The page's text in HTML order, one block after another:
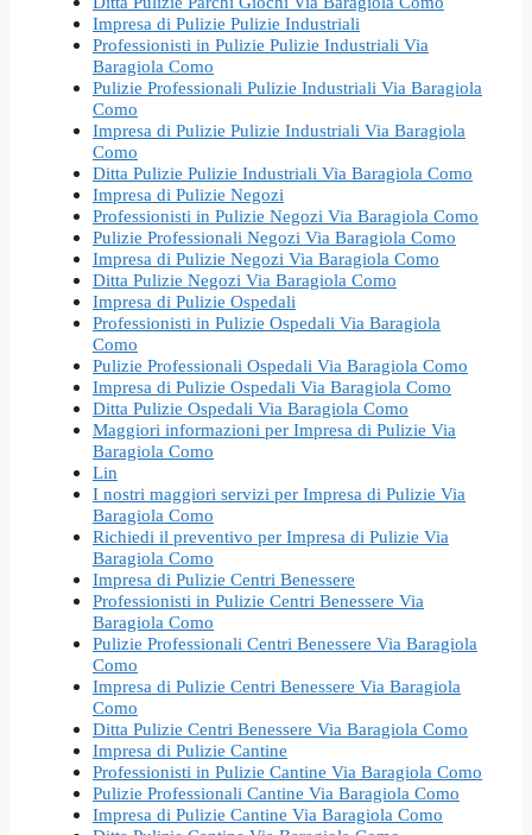
Impresa di Pulizie Pulizie Industriali
Professionisti in Pulizie Pulizie Industriali Via
Baragiola Como
Pulizie Professionali Pulizie Industriali Via Baragiola
Como
Impresa di Pulizie Pulizie Industriali Via Baragiola
Como
Ditta Pulizie Pulizie Industriali Via Baragiola Como
Impresa di Pulizie Negozi
Professionisti in Pulizie Negozi Via Baragiola Como
Pulizie Professionali Negozi Via Baragiola Como
Impresa di Pulizie Negozi Via Baragiola Como
Ditta Pulizie Negozi Via Baragiola Como
Impresa di Pulizie Ospedali
Professionisti in Pulizie Ospedali Via Baragiola
Como
Pulizie Professionali Ospedali Via Baragiola Como
Impresa di Pulizie Ospedali Via Baragiola Como
Ditta Pulizie Ospedali Via Baragiola Como
Maggiori informazioni per Impresa di Pulizie Via
Baragiola Como
Lin
I nostri maggiori servizi per Impresa di Pulizie Via
Baragiola Como
Richiedi il preventivo per Impresa di Pulizie Via
Baragiola Como
Impresa di Pulizie Centri Benessere
Professionisti in Pulizie Centri Benessere Via
Baragiola Como
Pulizie Professionali Centri Benessere Via Baragiola
Como
Impresa di Pulizie Centri Benessere Via Baragiola
Como
Ditta Pulizie Centri Benessere Via Baragiola Como
Impresa di Pulizie Cantine
Professionisti in Pulizie Cantine Via Baragiola Como
Pulizie Professionali Cantine Via Baragiola Como
Impresa di Pulizie Cantine Via Baragiola Como